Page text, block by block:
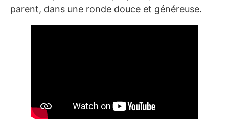
parent, dans une ronde douce et généreuse.